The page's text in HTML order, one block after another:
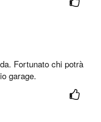
Fortunato chi potrà
garage.